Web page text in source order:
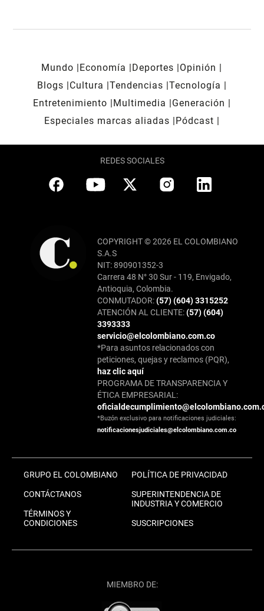
Mundo Economía Deportes
Opinión
Blogs
Cultura Tendencias Tecnología
Entretenimiento
Multimedia
Generación
Especiales marcas aliadas
Pódcast
REDES SOCIALES
COPYRIGHT © 2026 EL COLOMBIANO
S.A.S
NIT: 890901352-3
Carrera 48 N° 30 Sur - 119, Envigado,
Antioquia, Colombia.
CONMUTADOR:(57) (604) 3315252
ATENCIÓN AL CLIENTE:(57) (604)
3393333
servicio@elcolombiano.com.co
*Para asuntos relacionados con
peticiones, quejas y reclamos (PQR),
haz clic aquí
PROGRAMA DE TRANSPARENCIA Y
ÉTICA EMPRESARIAL:
*Buzón exclusivo para notificaciones judiciales:
notificacionesjudiciales@elcolombiano.com.co
GRUPO EL COLOMBIANO
CONTÁCTANOS
TÉRMINOS Y
CONDICIONES
POLÍTICA DE PRIVACIDAD
SUPERINTENDENCIA DE
INDUSTRIA Y COMERCIO
SUSCRIPCIONES
MIEMBRO DE: